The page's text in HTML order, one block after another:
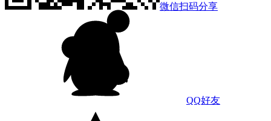
微信扫码分享
QQ好友